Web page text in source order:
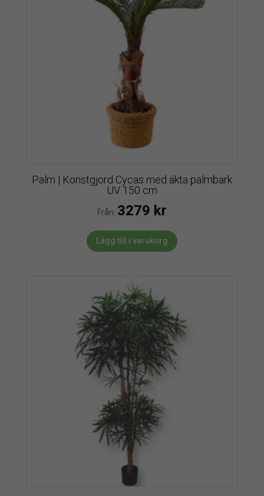
Palm | Konstgjord Cycas med äkta palmbark
UV 150 cm
Från: 3279 kr
Lägg till i varukorg